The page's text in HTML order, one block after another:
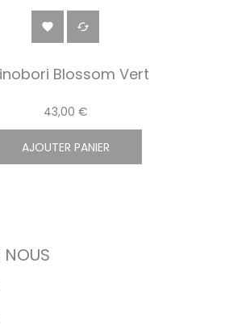
 
Blossom Vert
43,00 €
AJOUTER PANIER
NOUS